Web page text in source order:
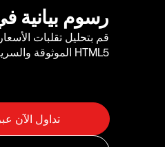
رسوم بيانية
قم بتحليل تقلبات
HTML5 الموثوقة والسريعة عبر أكثر من 25 مؤشر